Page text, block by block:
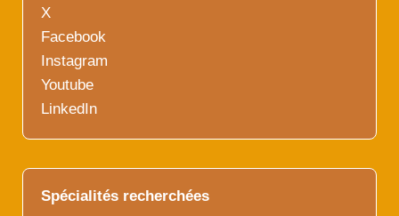
X
Facebook
Instagram
Youtube
LinkedIn
Spécialités recherchées